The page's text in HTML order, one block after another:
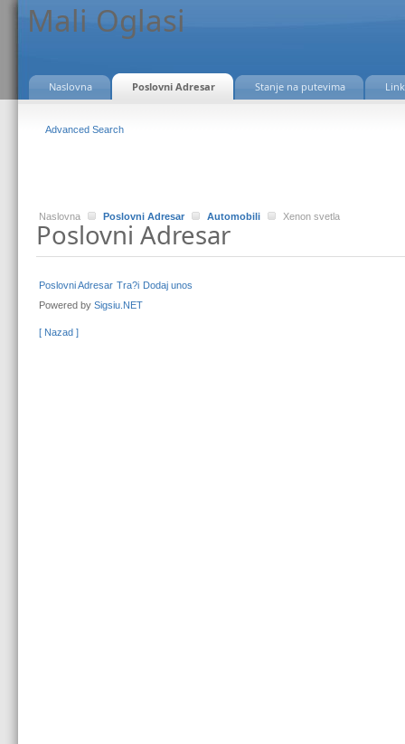
Mali Oglasi
Naslovna Poslovni Adresar Stanje na putevima
Advanced Search
Naslovna Poslovni Adresar Automobili Xenon svetla
Poslovni Adresar
Poslovni Adresar Tra?i Dodaj unos
Powered by Sigsiu.NET
[ Nazad ]